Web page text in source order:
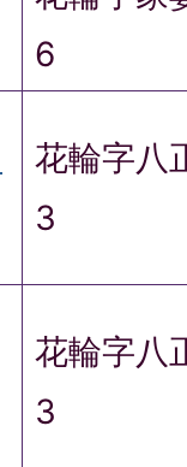
6
花輪字八
3
花輪字八
3